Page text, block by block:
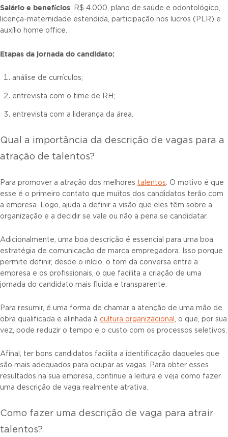
Salário e benefícios: R$ 4.000, plano de saúde e odontológico,
licença-maternidade estendida, participação nos lucros (PLR) e
auxílio home office.
Etapas da jornada do candidato:
análise de currículos;
entrevista com o time de RH;
entrevista com a liderança da área.
Qual a importância da descrição de vagas para a
atração de talentos?
Para promover a atração dos melhores talentos. O motivo é que
esse é o primeiro contato que muitos dos candidatos terão com
a empresa. Logo, ajuda a definir a visão que eles têm sobre a
organização e a decidir se vale ou não a pena se candidatar.
Adicionalmente, uma boa descrição é essencial para uma boa
estratégia de comunicação de marca empregadora. Isso porque
permite definir, desde o início, o tom da conversa entre a
empresa e os profissionais, o que facilita a criação de uma
jornada do candidato mais fluida e transparente.
Para resumir, é uma forma de chamar a atenção de uma mão de
obra qualificada e alinhada à cultura organizacional , o que, por sua
vez, pode reduzir o tempo e o custo com os processos seletivos.
Afinal, ter bons candidatos facilita a identificação daqueles que
são mais adequados para ocupar as vagas. Para obter esses
resultados na sua empresa, continue a leitura e veja como fazer
uma descrição de vaga realmente atrativa.
Como fazer uma descrição de vaga para atrair
talentos?